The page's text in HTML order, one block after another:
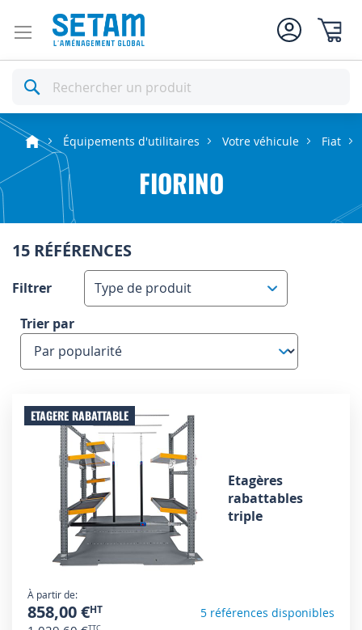
Rechercher
Équipements d'utilitaires Votre véhicule Fiat
FIORINO
15 RÉFÉRENCES
Filtrer
Type de produit
Trier par
ETAGERE RABATTABLE
Etagères
rabattables
triple
À partir de
858,00 € 5 références disponibles